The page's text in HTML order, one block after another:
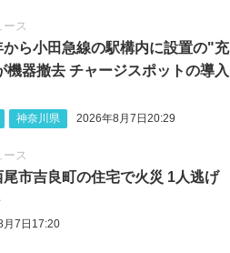
ス
から小田急線の駅構内に設置の"充
機器撤去 チャージスポットの導入
神奈川県 2026年8月7日20:29
ス
尾市吉良町の住宅で火災 1人逃げ
月7日17:20